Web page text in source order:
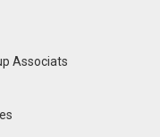
Associats
comportament
a l'elaboració de
millores en
fan els usuaris del
preferència de
serveis i oferir